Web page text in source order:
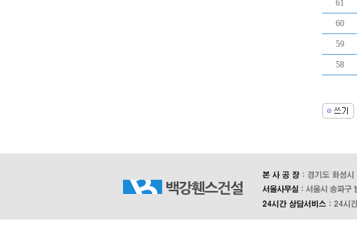
61
60
59
58